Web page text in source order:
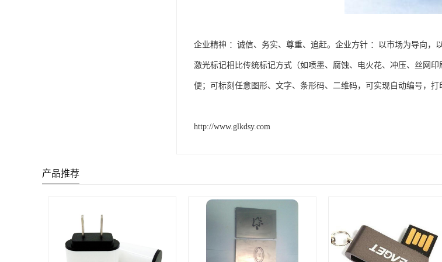
企业精神 ：诚信、务实、尊重、追赶。企业方针 ：以市场为导向，
激光标记相比传统标记方式（如喷墨、腐蚀、电火花、冲压、丝网
便；可标刻任意图形、文字、条形码、二维码，可实现自动编号，
http://www.glkdsy.com
产品推荐